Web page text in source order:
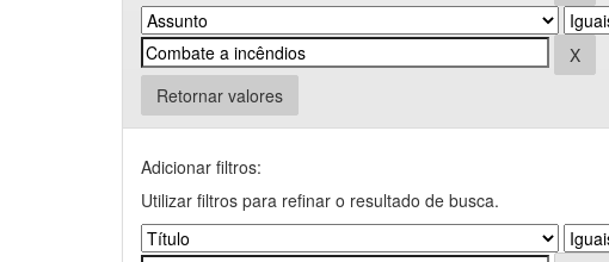
Retornar valores
Adicionar filtros:
Utilizar filtros para refinar o resultado de busca.